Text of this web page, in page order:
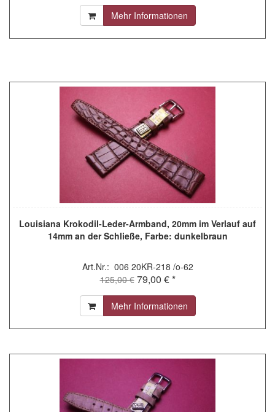
Mehr Informationen
Louisiana Krokodil-Leder-Armband, 20mm im Verlauf auf
14mm an der Schließe, Farbe: dunkelbraun
Art.Nr.: 006 20KR-218 /o-62
125,00 € 79,00 € *
Mehr Informationen